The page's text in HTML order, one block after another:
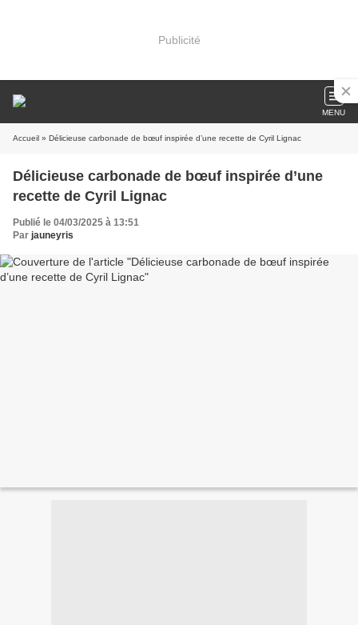
Publicité
MENU
Accueil » Délicieuse carbonade de bœuf inspirée d’une recette de Cyril Lignac
Délicieuse carbonade de bœuf inspirée d’une
recette de Cyril Lignac
Publié le 04/03/2025 à 13:51
Par jauneyris